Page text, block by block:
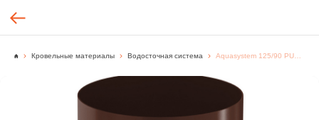
Кровельные материалы Водосточная система